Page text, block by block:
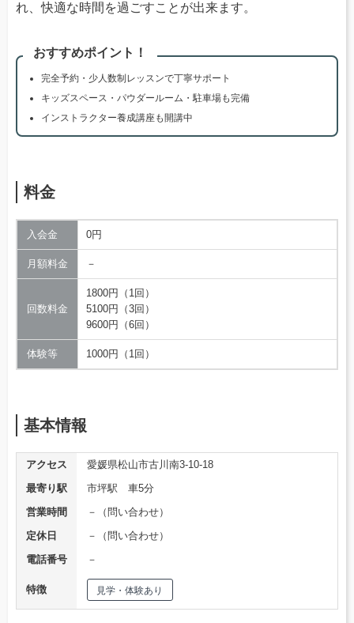
れ、快適な時間を過ごすことが出来ます。
おすすめポイント！
完全予約・少人数制レッスンで丁寧サポート
キッズスペース・パウダールーム・駐車場も完備
インストラクター養成講座も開講中
料金
入会金 0円
月額料金 －
回数料金
1800円（1回）
5100円（3回）
9600円（6回）
体験等 1000円（1回）
基本情報
アクセス
愛媛県松山市古川南3-10-18
最寄り駅
市坪駅 車5分
営業時間
－（問い合わせ）
定休日
－（問い合わせ）
電話番号
－
特徴 見学・体験あり